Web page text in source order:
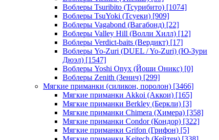
Воблеры Tsuribito (Тсурибито) [1074]
Воблеры TsuYoki (Тсуеки) [909]
Воблеры Vagabond (Вагабонд) [22]
Воблеры Valley Hill (Волли Хилл) [12]
Воблеры Verdict-baits (Вердикт) [17]
Воблеры Yo-Zuri (DUEL / Yo-Zuri) (Ю-Зури
Дюэл) [1547]
Воблеры Yoshi Onyx (Йоши Оникс) [0]
Воблеры Zenith (Зенич) [299]
Мягкие приманки (силикон, поролон) [3466]
Мягкие приманки Akkoi (Аккои) [165]
Мягкие приманки Berkley (Беркли) [3]
Мягкие приманки Chimera (Химера) [358]
Мягкие приманки Condor (Кондор) [322]
Мягкие приманки Grifon (Грифон) [5]